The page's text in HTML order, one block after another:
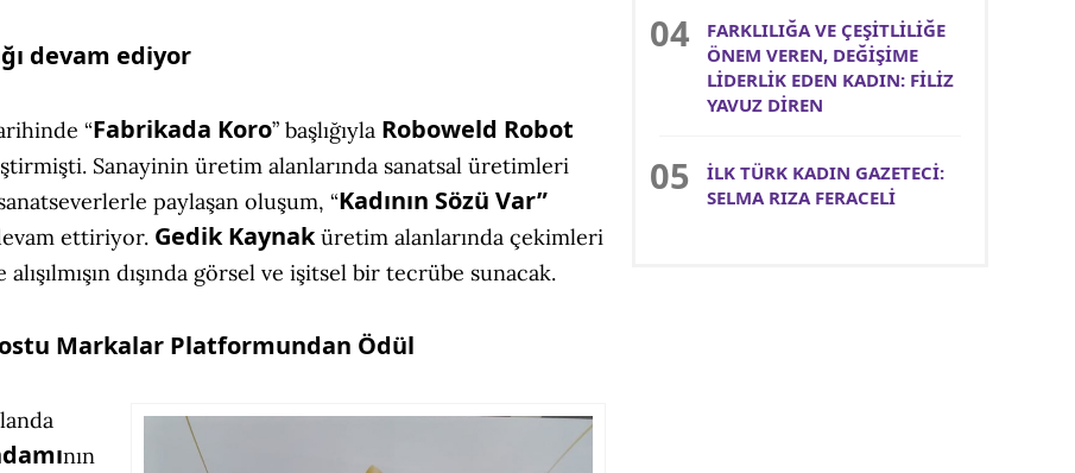
devam ediyor
“Fabrikada Koro” başlığıyla Roboweld Robot
Sanayinin üretim alanlarında sanatsal üretimleri
paylaşan oluşum, “Kadının Sözü Var”
ettiriyor. Gedik Kaynaküretim alanlarında çekimleri
dışında görsel ve işitsel bir tecrübe sunacak.
Markalar Platformundan Ödül
nın
FARKLILIĞA VE ÇEŞİTLİLİĞE
ÖNEM VEREN, DEĞİŞİME
LİDERLİK EDEN KADIN: FİLİZ
YAVUZ DİREN
İLK TÜRK KADIN GAZETECİ:
SELMA RIZA FERACELİ